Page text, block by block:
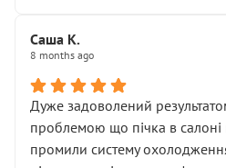
Саша К.
8 months ago
Дуже задоволений
проблемою що пічка в салоні
промили систему